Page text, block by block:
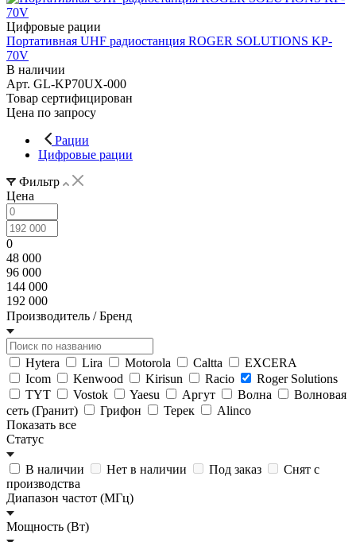
Цифровые рации
Портативная UHF радиостанция ROGER SOLUTIONS KP-
70V
В наличии
Арт. GL-KP70UX-000
Товар сертифицирован
Цена по запросу
Рации
Цифровые рации
Фильтр
Цена
0
48 000
96 000
144 000
192 000
Производитель / Бренд
Hytera Lira Motorola Caltta
EXCERA
Icom
Kenwood Kirisun Racio
Roger Solutions
TYT
Vostok Yaesu Аргут Волна
Волновая
сеть (Гранит)
Грифон Терек
Alinco
Показать все
Статус
В наличии Нет в наличии Под заказ
Снят с
производства
Диапазон частот (МГц)
Мощность (Вт)